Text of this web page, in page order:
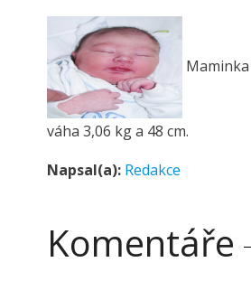
Maminka
váha 3,06 kg a 48 cm.
Napsal(a): Redakce
Komentáře